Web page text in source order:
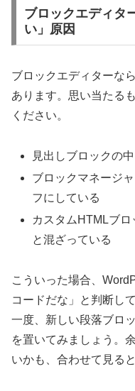
ブロックエディタ
い」原因
ブロックエディターな
あります。思い当たる
ください。
見出しブロックの
ブロックマネージ
フにしている
カスタムHTMLブ
と混ざっている
こういった場合、
コードだな」と判断し
一度、新しい段落ブロ
を置いてみましょう。
いかも、合わせて見る